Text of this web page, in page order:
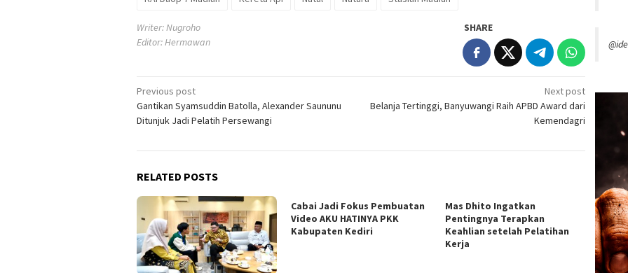
Writer: Nugroho
Editor: Hermawan
SHARE
Post
navigation
Previous post
Gantikan Syamsuddin Batolla, Alexander Saununu
Ditunjuk Jadi Pelatih Persewangi
Next post
Belanja Tertinggi, Banyuwangi Raih APBD Award dari
Kemendagri
RELATED POSTS
Cabai Jadi Fokus Pembuatan
Video AKU HATINYA PKK
Kabupaten Kediri
Mas Dhito Ingatkan
Pentingnya Terapkan
Keahlian setelah Pelatihan
Kerja